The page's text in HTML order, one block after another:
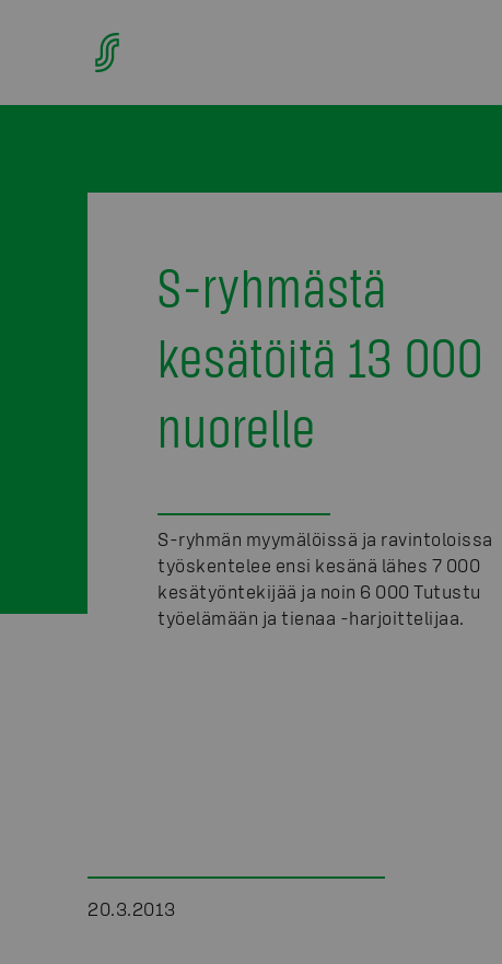
S-ryhmästä
kesätöitä 13 000
nuorelle
S-ryhmän myymälöissä ja ravintoloissa
työskentelee ensi kesänä lähes 7 000
kesätyöntekijää ja noin 6 000 Tutustu
työelämään ja tienaa -harjoittelijaa.
20.3.2013